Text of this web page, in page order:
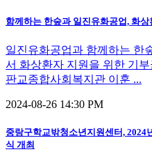
함께하는 한숲과 일진유화공업, 화
일진유화공업과 함께하는 한
서 화상환자 지원을 위한 기
판교종합사회복지관 이훈 ...
2024-08-26 14:30 PM
중랑구학교밖청소년지원센터, 2024
식 개최